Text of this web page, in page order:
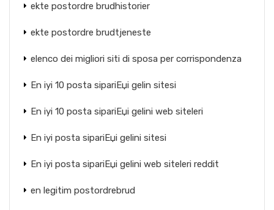
ekte postordre brudhistorier
ekte postordre brudtjeneste
elenco dei migliori siti di sposa per corrispondenza
En iyi 10 posta sipariЕџi gelin sitesi
En iyi 10 posta sipariЕџi gelini web siteleri
En iyi posta sipariЕџi gelini sitesi
En iyi posta sipariЕџi gelini web siteleri reddit
en legitim postordrebrud